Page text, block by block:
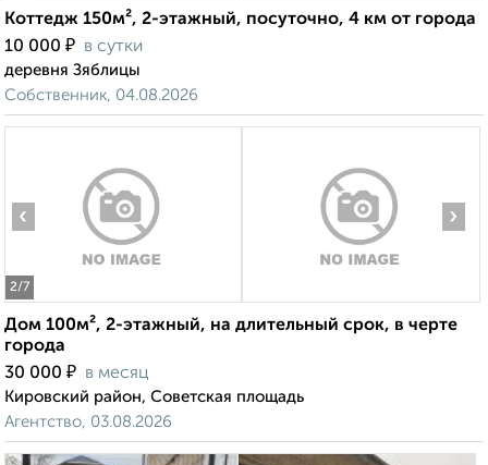
Коттедж 150м², 2-этажный, посуточно, 4 км от города
10 000 ₽ в сутки
деревня Зяблицы
Собственник, 04.08.2026
2/7
‹ ›
Дом 100м², 2-этажный, на длительный срок, в черте
города
30 000 ₽ в месяц
Кировский район, Советская площадь
Агентство, 03.08.2026